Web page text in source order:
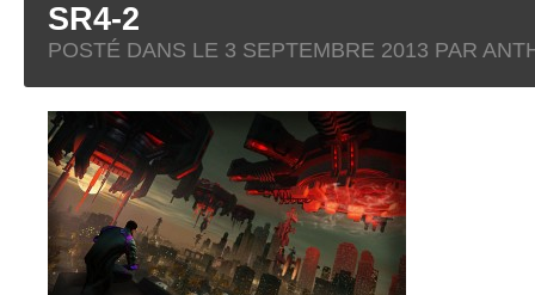
SR4-2
POSTÉ DANS LE 3 SEPTEMBRE 2013 PAR